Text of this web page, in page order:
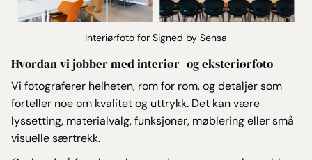
Interiørfoto for Signed by Sensa
Hvordan vi jobber med interiør- og eksteriørfoto
Vi fotograferer helheten, rom for rom, og detaljer som
forteller noe om kvalitet og uttrykk. Det kan være
lyssetting, materialvalg, funksjoner, møblering eller små
visuelle særtrekk.